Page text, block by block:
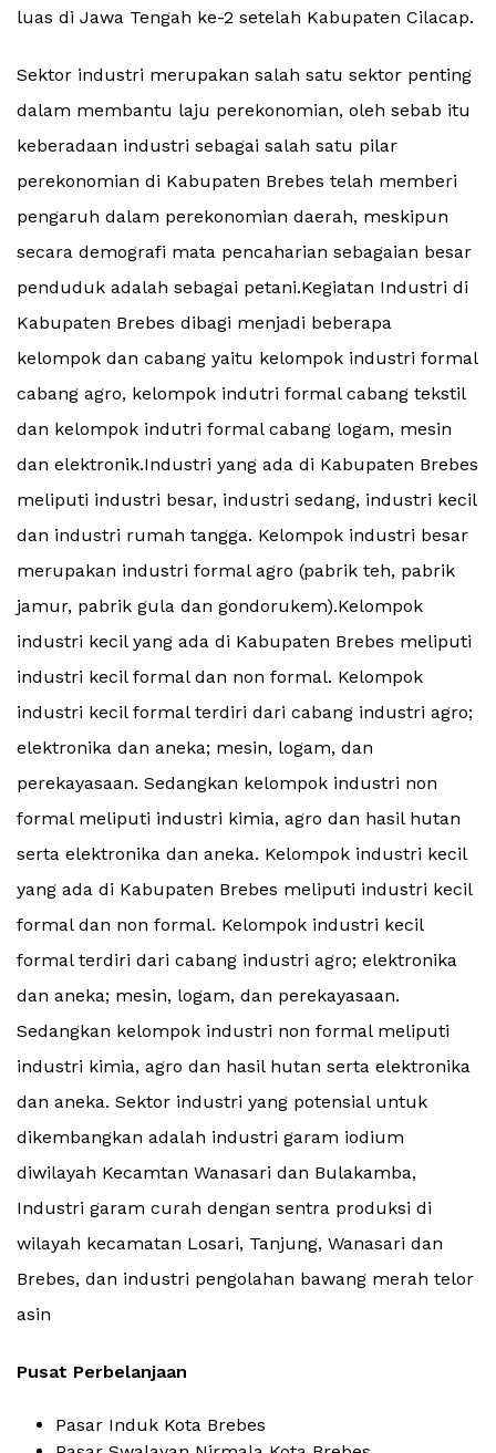
luas di Jawa Tengah ke-2 setelah Kabupaten Cilacap.
Sektor industri merupakan salah satu sektor penting
dalam membantu laju perekonomian, oleh sebab itu
keberadaan industri sebagai salah satu pilar
perekonomian di Kabupaten Brebes telah memberi
pengaruh dalam perekonomian daerah, meskipun
secara demografi mata pencaharian sebagaian besar
penduduk adalah sebagai petani.Kegiatan Industri di
Kabupaten Brebes dibagi menjadi beberapa
kelompok dan cabang yaitu kelompok industri formal
cabang agro, kelompok indutri formal cabang tekstil
dan kelompok indutri formal cabang logam, mesin
dan elektronik.Industri yang ada di Kabupaten Brebes
meliputi industri besar, industri sedang, industri kecil
dan industri rumah tangga. Kelompok industri besar
merupakan industri formal agro (pabrik teh, pabrik
jamur, pabrik gula dan gondorukem).Kelompok
industri kecil yang ada di Kabupaten Brebes meliputi
industri kecil formal dan non formal. Kelompok
industri kecil formal terdiri dari cabang industri agro;
elektronika dan aneka; mesin, logam, dan
perekayasaan. Sedangkan kelompok industri non
formal meliputi industri kimia, agro dan hasil hutan
serta elektronika dan aneka. Kelompok industri kecil
yang ada di Kabupaten Brebes meliputi industri kecil
formal dan non formal. Kelompok industri kecil
formal terdiri dari cabang industri agro; elektronika
dan aneka; mesin, logam, dan perekayasaan.
Sedangkan kelompok industri non formal meliputi
industri kimia, agro dan hasil hutan serta elektronika
dan aneka. Sektor industri yang potensial untuk
dikembangkan adalah industri garam iodium
diwilayah Kecamtan Wanasari dan Bulakamba,
Industri garam curah dengan sentra produksi di
wilayah kecamatan Losari, Tanjung, Wanasari dan
Brebes, dan industri pengolahan bawang merah telor
asin
Pusat Perbelanjaan
Pasar Induk Kota Brebes